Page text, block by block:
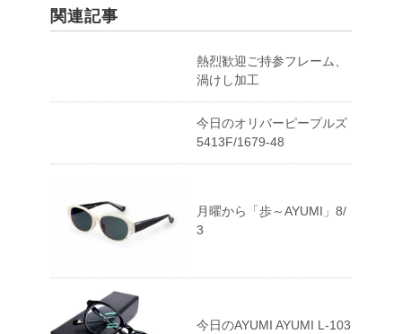
関連記事
熱烈歓迎ご持参フレーム、
渦けし加工
今日のオリバーピープルズ
5413F/1679-48
月曜から「歩～AYUMI」8/
3
今日のAYUMI AYUMI L-103